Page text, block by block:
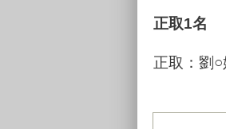
正取1名
正取：劉○